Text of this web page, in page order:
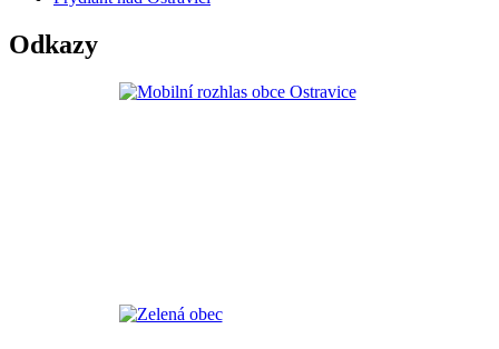
Odkazy